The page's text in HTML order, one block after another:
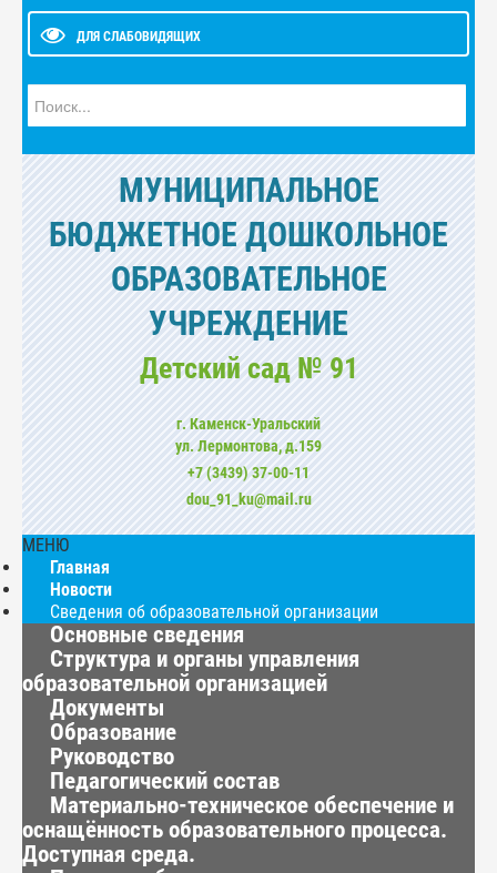
ДЛЯ СЛАБОВИДЯЩИХ
МУНИЦИПАЛЬНОЕ
БЮДЖЕТНОЕ ДОШКОЛЬНОЕ
ОБРАЗОВАТЕЛЬНОЕ
УЧРЕЖДЕНИЕ
Детский сад № 91
г. Каменск-Уральский
ул. Лермонтова, д.159
+7 (3439) 37-00-11
dou_91_ku@mail.ru
МЕНЮ
Главная
Новости
Сведения об образовательной организации
Основные сведения
Структура и органы управления
образовательной организацией
Документы
Образование
Руководство
Педагогический состав
Материально-техническое обеспечение и
оснащённость образовательного процесса.
Доступная среда.